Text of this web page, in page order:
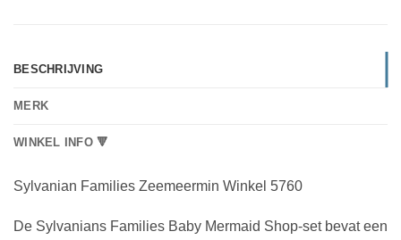
BESCHRIJVING
MERK
WINKEL INFO 🔻
Sylvanian Families Zeemeermin Winkel 5760
De Sylvanians Families Baby Mermaid Shop-set bevat een